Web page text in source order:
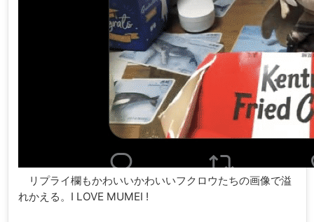
リプライ欄もかわいいかわいいフクロウたちの画像で溢
れかえる。I LOVE MUMEI !